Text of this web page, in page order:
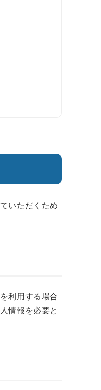
いただくため
利用する場合
情報を必要と